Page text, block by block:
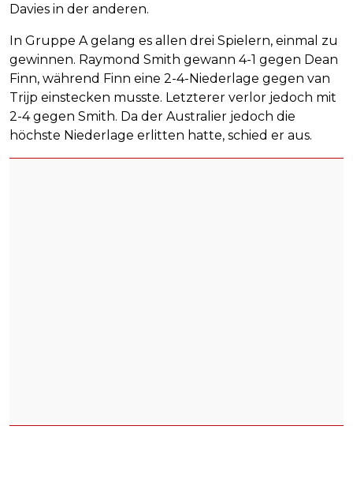
Davies in der anderen.
In Gruppe A gelang es allen drei Spielern, einmal zu
gewinnen. Raymond Smith gewann 4-1 gegen Dean
Finn, während Finn eine 2-4-Niederlage gegen van
Trijp einstecken musste. Letzterer verlor jedoch mit
2-4 gegen Smith. Da der Australier jedoch die
höchste Niederlage erlitten hatte, schied er aus.